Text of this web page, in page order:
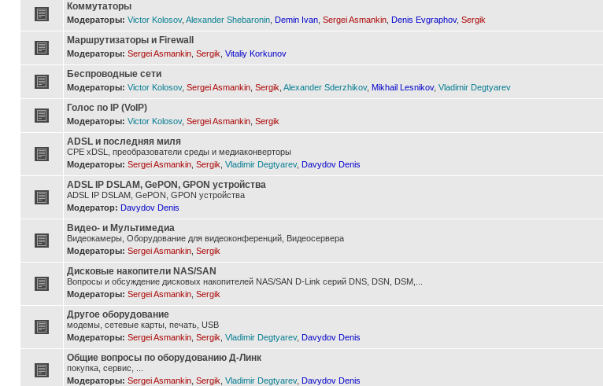
Коммутаторы
Модераторы: Victor Kolosov, Alexander Shebaronin Demin Ivan Sergei Asmankin Denis Evgraphov, Sergik
Маршрутизаторы и Firewall
Модераторы: Sergei Asmankin Sergik Vitaliy Korkunov
Беспроводные сети
Модераторы: Victor Kolosov, Sergei Asmankin Sergik Alexander Sderzhikov, Mikhail Lesnikov, Vladimir Degtyarev
Голос по IP (VoIP)
Модераторы: Victor Kolosov, Sergei Asmankin Sergik
ADSL и последняя миля
CPE xDSL, преобразователи среды и медиаконверторы
Модераторы: Sergei Asmankin Sergik Vladimir Degtyarev, Davydov Denis
ADSL IP DSLAM, GePON, GPON устройства
ADSL IP DSLAM, GePON, GPON устройства
Модератор: Davydov Denis
Видео- и Мультимедиа
Видеокамеры, Оборудование для видеоконференций, Видеосервера
Модераторы: Sergei Asmankin Sergik
Дисковые накопители NAS/SAN
Вопросы и обсуждение дисковых накопителей NAS/SAN D-Link серий DNS, DSN, DSM,...
Модераторы: Sergei Asmankin Sergik
Другое оборудование
модемы, сетевые карты, печать, USB
Модераторы: Sergei Asmankin Sergik Vladimir Degtyarev, Davydov Denis
Общие вопросы по оборудованию Д-Линк
покупка, сервис, ...
Модераторы: Sergei Asmankin Sergik Vladimir Degtyarev, Davydov Denis